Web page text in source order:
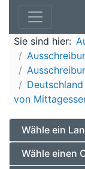
Sie sind hier:
von
Wähle ein
Wähle einen